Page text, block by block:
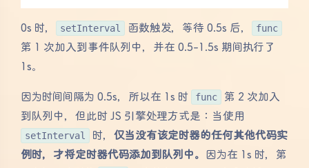
0s 时， setInterval 函数触发，等待 0.5s 后， func
第 1 次加入到事件队列中，并在 0.5-1.5s 期间执行了
1s。
因为时间间隔为 0.5s，所以在 1s 时 func
第 2 次加入
到队列中，但此时 JS 引擎处理方式是：当使用
setInterval 时， 仅当没有该定时器的任何其他代码实
例时，才将定时器代码添加到队列中。
因为在 1s 时，第